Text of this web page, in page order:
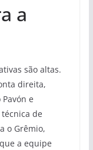
a
são altas.
direita,
e
de
o Grêmio,
a equipe